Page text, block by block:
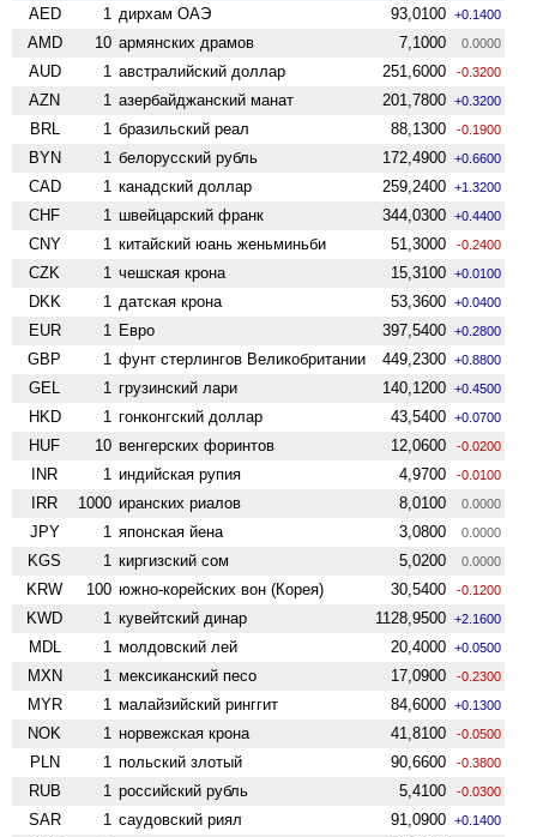
AED
1 дирхам ОАЭ 93,0100 +0.1400
AMD 10 армянских драмов 7,1000 0.0000
AUD 1 австралийский доллар 251,6000 -0.3200
AZN 1 азербайджанский манат 201,7800 +0.3200
BRL 1 бразильский реал 88,1300 -0.1900
BYN 1 белорусский рубль 172,4900 +0.6600
CAD 1 канадский доллар 259,2400 +1.3200
CHF 1 швейцарский франк 344,0300 +0.4400
CNY 1 китайский юань женьминьби 51,3000 -0.2400
CZK 1 чешская крона 15,3100 +0.0100
DKK 1 датская крона 53,3600 +0.0400
EUR 1 Евро 397,5400 +0.2800
GBP 1 фунт стерлингов Велико­британии 449,2300 +0.8800
GEL 1 грузинский лари 140,1200 +0.4500
HKD 1 гонконгский доллар 43,5400 +0.0700
HUF 10 венгерских форинтов 12,0600 -0.0200
INR 1 индийская рупия 4,9700 -0.0100
IRR 1000 иранских риалов 8,0100 0.0000
JPY 1 японская йена 3,0800 0.0000
KGS 1 киргизский сом 5,0200 0.0000
KRW 100 южно-корейских вон (Корея) 30,5400 -0.1200
KWD 1 кувейтский динар 1128,9500 +2.1600
MDL 1 молдовский лей 20,4000 +0.0500
MXN 1 мексиканский песо 17,0900 -0.2300
MYR 1 малайзийский ринггит 84,6000 +0.1300
NOK 1 норвежская крона 41,8100 -0.0500
PLN 1 польский злотый 90,6600 -0.3800
RUB 1 российский рубль 5,4100 -0.0300
SAR 1 саудовский риял 91,0900 +0.1400